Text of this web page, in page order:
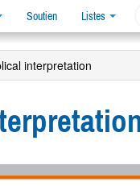
Soutien Listes
interpretation